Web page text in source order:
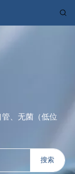
管、无菌（低位
搜索